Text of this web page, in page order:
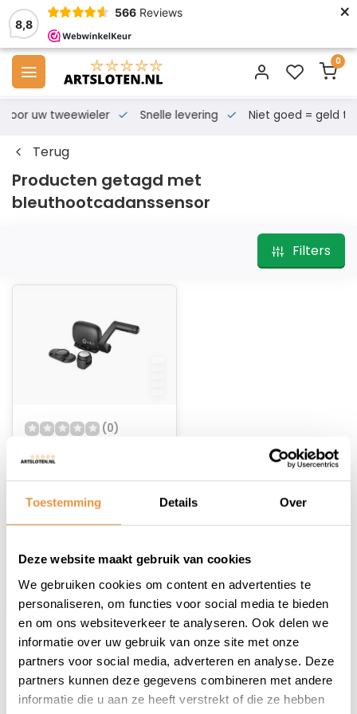
Toestemming Details Over
Deze website maakt gebruik van cookies
We gebruiken cookies om content en advertenties te
personaliseren, om functies voor social media te bieden
en om ons websiteverkeer te analyseren. Ook delen we
informatie over uw gebruik van onze site met onze
partners voor social media, adverteren en analyse. Deze
partners kunnen deze gegevens combineren met andere
informatie die u aan ze heeft verstrekt of die ze hebben
8,8
566 Reviews ×
0
voor uw tweewieler Snelle levering Niet goed = geld
Terug
Producten getagd met
bleuthootcadanssensor
Filters
(0)
Cadanssensor
Bluetooth C3
Niet op voorraad
1